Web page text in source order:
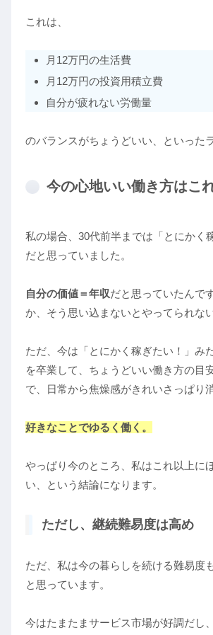
これは、
月12万円の生活費
月12万円の投資用積立費
自分が疲れない労働量
のバランスがちょうどいい、といった
今の心地いい働き方はこ
私の場合、30代前半までは「とにかく
だと思っていました。
自分の価値＝年収だと思っていたんで
か、そう思い込まないとやってられな
ただ、今は「とにかく稼ぎたい！」み
を卒業して、ちょうどいい働き方の目
で、日常から焦燥感がきれいさっぱり
好きなことでゆるく働く。
やっぱり今のところ、私はこれ以上に
い、という結論になります。
ただし、継続難易度は高め
ただ、私は今の暮らしを続ける難易度
と思っています。
今はたまたまサービス市場が好調だし